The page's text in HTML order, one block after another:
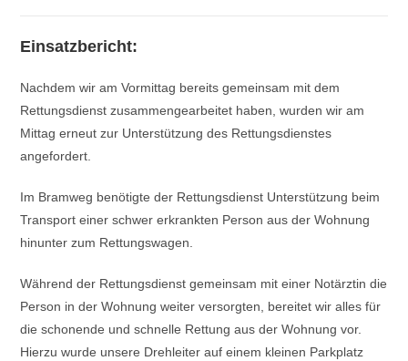
Einsatzbericht:
Nachdem wir am Vormittag bereits gemeinsam mit dem
Rettungsdienst zusammengearbeitet haben, wurden wir am
Mittag erneut zur Unterstützung des Rettungsdienstes
angefordert.
Im Bramweg benötigte der Rettungsdienst Unterstützung beim
Transport einer schwer erkrankten Person aus der Wohnung
hinunter zum Rettungswagen.
Während der Rettungsdienst gemeinsam mit einer Notärztin die
Person in der Wohnung weiter versorgten, bereitet wir alles für
die schonende und schnelle Rettung aus der Wohnung vor.
Hierzu wurde unsere Drehleiter auf einem kleinen Parkplatz